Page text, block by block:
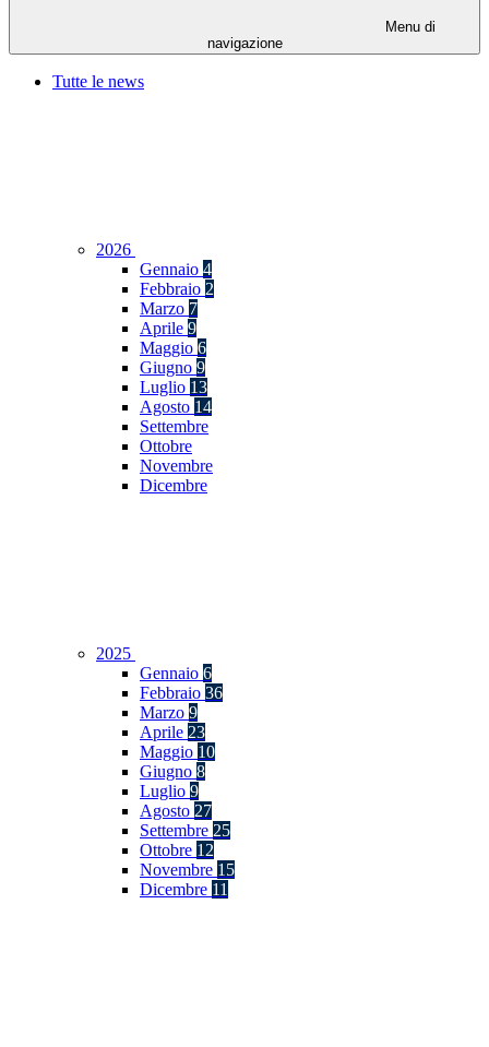
Menu di
navigazione
Tutte le news
2026
Gennaio 4
Febbraio 2
Marzo 7
Aprile 9
Maggio 6
Giugno 9
Luglio 13
Agosto 14
Settembre
Ottobre
Novembre
Dicembre
2025
Gennaio 6
Febbraio 36
Marzo 9
Aprile 23
Maggio 10
Giugno 8
Luglio 9
Agosto 27
Settembre 25
Ottobre 12
Novembre 15
Dicembre 11